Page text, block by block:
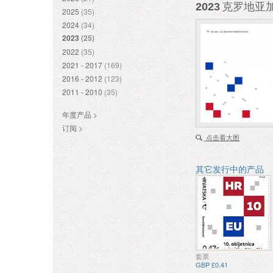
2025 (35)
2024 (34)
2023 (25)
2022 (35)
2021 - 2017 (169)
2016 - 2012 (123)
2011 - 2010 (35)
年度产品 >
订阅 >
2023 克罗地亚
点击看大图
其它发行中的产品
套票
GBP £0.41